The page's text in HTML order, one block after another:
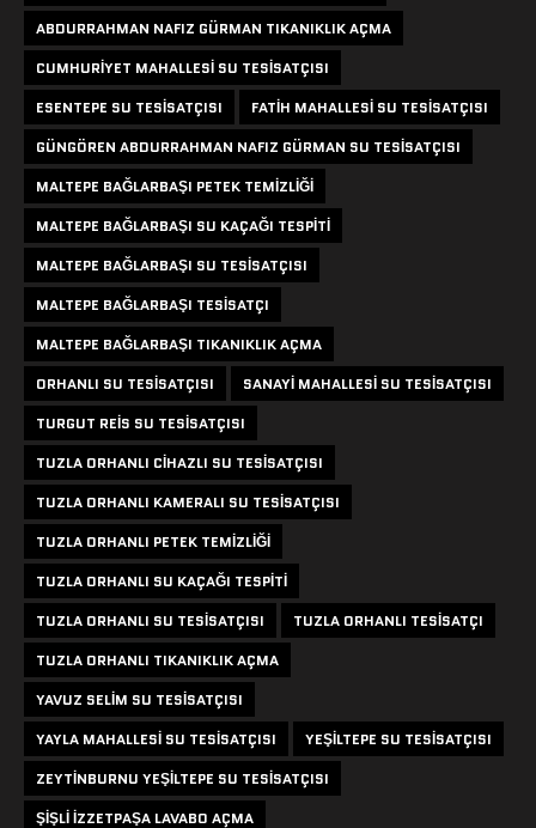
ABDURRAHMAN NAFIZ GÜRMAN TIKANIKLIK AÇMA
CUMHURIYET MAHALLESI SU TESISATÇISI
ESENTEPE SU TESISATÇISI
FATIH MAHALLESI SU TESISATÇISI
GÜNGÖREN ABDURRAHMAN NAFIZ GÜRMAN SU TESISATÇISI
MALTEPE BAĞLARBAŞI PETEK TEMIZLIĞI
MALTEPE BAĞLARBAŞI SU KAÇAĞI TESPITI
MALTEPE BAĞLARBAŞI SU TESISATÇISI
MALTEPE BAĞLARBAŞI TESISATÇI
MALTEPE BAĞLARBAŞI TIKANIKLIK AÇMA
ORHANLI SU TESISATÇISI
SANAYI MAHALLESI SU TESISATÇISI
TURGUT REIS SU TESISATÇISI
TUZLA ORHANLI CIHAZLI SU TESISATÇISI
TUZLA ORHANLI KAMERALI SU TESISATÇISI
TUZLA ORHANLI PETEK TEMIZLIĞI
TUZLA ORHANLI SU KAÇAĞI TESPITI
TUZLA ORHANLI SU TESISATÇISI
TUZLA ORHANLI TESISATÇI
TUZLA ORHANLI TIKANIKLIK AÇMA
YAVUZ SELIM SU TESISATÇISI
YAYLA MAHALLESI SU TESISATÇISI
YEŞILTEPE SU TESISATÇISI
ZEYTINBURNU YEŞILTEPE SU TESISATÇISI
ŞIŞLI IZZETPAŞA LAVABO AÇMA